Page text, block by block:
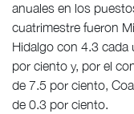
anuales en los
cuatrimestre fueron
Hidalgo con 4.3 cada
por ciento y, por el
de 7.5 por ciento,
de 0.3 por ciento.